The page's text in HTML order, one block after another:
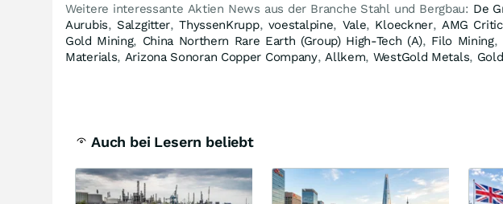
Weitere interessante Aktien News aus der Branche Stahl und Bergbau: De
Aurubis, Salzgitter,ThyssenKrupp, voestalpine, Vale, Kloeckner, AMG
Gold Mining, China Northern Rare Earth (Group) High-Tech (A), Filo Mining,
Materials, Arizona Sonoran Copper Company,Allkem, WestGold Metals,
Auch bei Lesern beliebt